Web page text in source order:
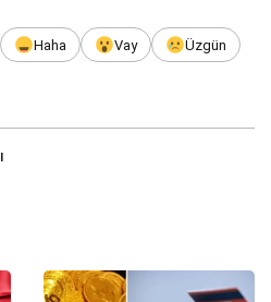
Haha Vay Üzgün